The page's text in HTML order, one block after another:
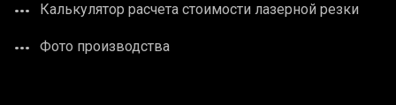
Калькулятор расчета стоимости лазерной резки
Фото производства